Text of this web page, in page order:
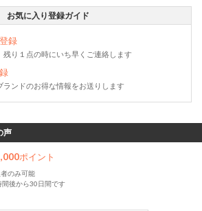
お気に入り登録ガイド
録
残り１点の時にいち早くご連絡します
ランドのお得な情報をお送りします
声
ポイント
のみ可能
後から30日間です